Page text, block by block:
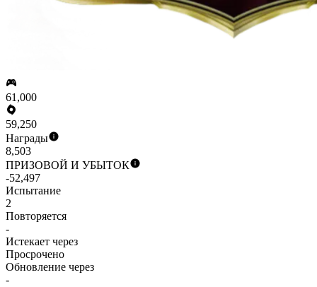
61,000
59,250
Награды
8,503
ПРИЗОВОЙ И УБЫТОК
-52,497
Испытание
2
Повторяется
-
Истекает через
Просрочено
Обновление через
-